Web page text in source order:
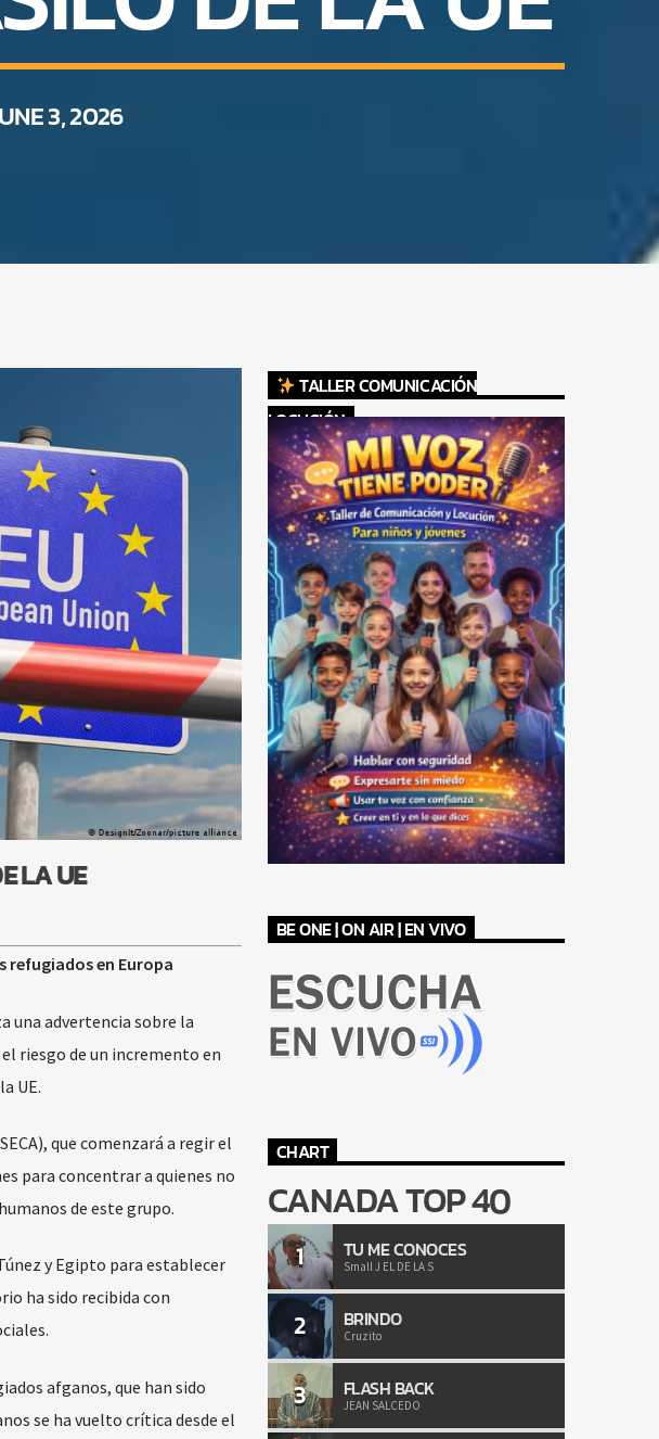
3, 2026
LA UE
refugiados en Europa
una advertencia sobre la
riesgo de un incremento en
UE.
que comenzará a regir el
para concentrar a quienes no
de este grupo.
y Egipto para establecer
ha sido recibida con
afganos, que han sido
se ha vuelto crítica desde el
TALLER COMUNICACIÓN
LOCUCIÓN
BE ONE | ON AIR | EN VIVO
CHART
CANADA TOP 40
1 TU ME CONOCES
Small J EL DE LA S
2 BRINDO
Cruzito
3 FLASH BACK
JEAN SALCEDO